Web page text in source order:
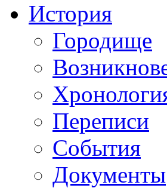
История
Городище
Переписи
События
Документы